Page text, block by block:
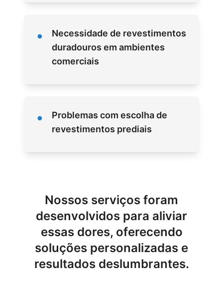
•
Necessidade de revestimentos
duradouros em ambientes
comerciais
•
Problemas com escolha de
revestimentos prediais
Nossos serviços foram
desenvolvidos para aliviar
essas dores, oferecendo
soluções personalizadas e
resultados deslumbrantes.